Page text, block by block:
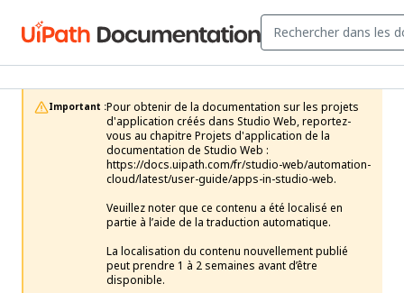
Important :Pour obtenir de la documentation sur les projets
d'application créés dans Studio Web, reportez-
vous au chapitre Projets d'application de la
documentation de Studio Web :
https://docs.uipath.com/fr/studio-web/automation-
cloud/latest/user-guide/apps-in-studio-web.
Veuillez noter que ce contenu a été localisé en
partie à l’aide de la traduction automatique.
La localisation du contenu nouvellement publié
peut prendre 1 à 2 semaines avant d’être
disponible.